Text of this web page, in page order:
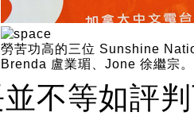
勞苦功高的三位 Sunshine
Brenda 盧業瑂、Jone 徐繼宗。
不等如評